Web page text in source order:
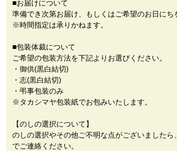
■お届けについて
準備でき次第お届け、もしくはご希望のお日にち
※時間指定は承りかねます。
■包装体裁について
ご希望の包装方法を下記よりお選びください。
・御供(黒白結切)
・志(黒白結切)
・弔事包装のみ
※タカシマヤ包装紙でお包みいたします。
【のしの選択について】
のしの選択やその他ご不明な点がございましたら
でご連絡ください。